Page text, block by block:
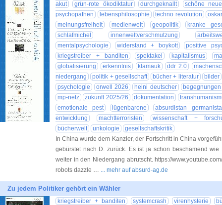
akut
grün-rote ökodiktatur durchgeknallt
schöne
psychopathen
lebensphilosophie techno revolution
meinungsfreiheit
medienwelt geopolitik
kranke
schlafmichel
innenweltverschmutzung
mentalpsychologie
widerstand + boykott
positive
kriegstreiber + banditen
spektakel kapitalismus
globalisierung
erkenntnis klamauk ddr 2.0
niedergang
politik + gesellschaft bücher + literatur
bilder
psychologie
orwell 2026 heini deutscher
begegnungen
mp-netz
zukunft 2025/26 dokumentation
emotionale pest
lügenbarone
absurdistan
entwicklung
machtterroristen
wissenschaft +
bücherwelt
unkologie
gesellschaftskritik
In China wurde dem Kanzler, der Fortschritt in China
gebürstet nach D. zurück. Es ist ja schon beschämend
weiter in den Niedergang abrutscht. https://
robots dazzle … ... mehr auf absurd-ag.de
Zu jedem Politiker gehört ein Wähler
kriegstreiber + banditen systemcrash virenhysterie